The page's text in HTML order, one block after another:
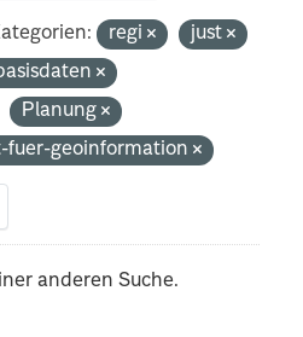
regi
just
Planung
fuer-geoinformation
anderen Suche.